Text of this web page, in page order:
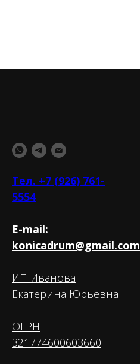
Тел. +7 (926) 761-
5554
E-mail:
konicadrum@gmail.com
ИП Иванова
Екатерина Юрьевна
ОГРН
321774600603660